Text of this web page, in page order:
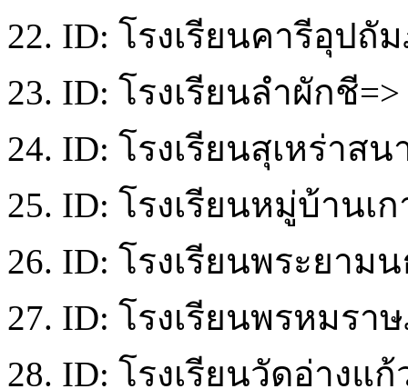
22. ID: โรงเรียนคารีอุปถัม
23. ID: โรงเรียนลำผักชี=>
24. ID: โรงเรียนสุเหร่าสน
25. ID: โรงเรียนหมู่บ้านเก
26. ID: โรงเรียนพระยาม
27. ID: โรงเรียนพรหมรา
28. ID: โรงเรียนวัดอ่างแ